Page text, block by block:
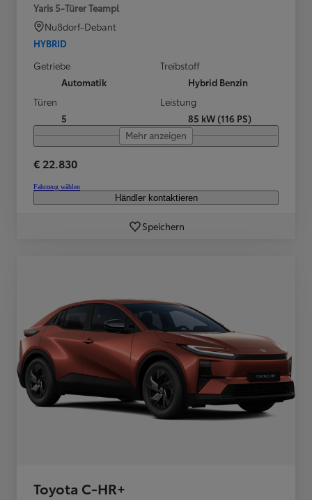
Yaris 5-Türer Teampl
Nußdorf-Debant
HYBRID
Getriebe
Automatik
Treibstoff
Hybrid Benzin
Türen
5
Leistung
85 kW (116 PS)
Mehr anzeigen
€ 22.830
Fahrzeug wählen
Händler kontaktieren
Speichern
Toyota C-HR+